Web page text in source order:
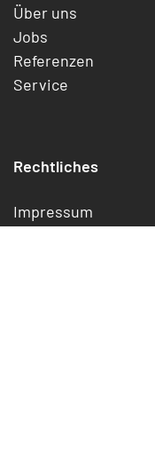
Über uns
Jobs
Referenzen
Service
Rechtliches
Impressum